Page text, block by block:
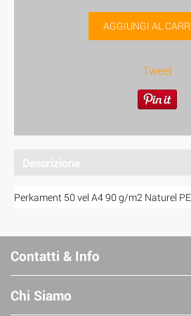
AGGIUNGI AL
Tweet
Descrizione
Perkament 50 vel A4 90 g/m2 Naturel
Contatti & Info
Chi Siamo